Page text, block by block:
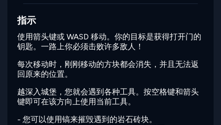
指示
使用箭头键或 WASD 移动。你的目标是获得打开门的
钥匙。一路上你必须击败许多敌人！
每次移动时，刚刚移动的方块都会消失，并且无法返
回原来的位置。
越深入城堡，您就会遇到各种工具。按空格键和箭头
键即可在该方向上使用当前工具。
- 您可以使用镐来摧毁遇到的岩石砖块。